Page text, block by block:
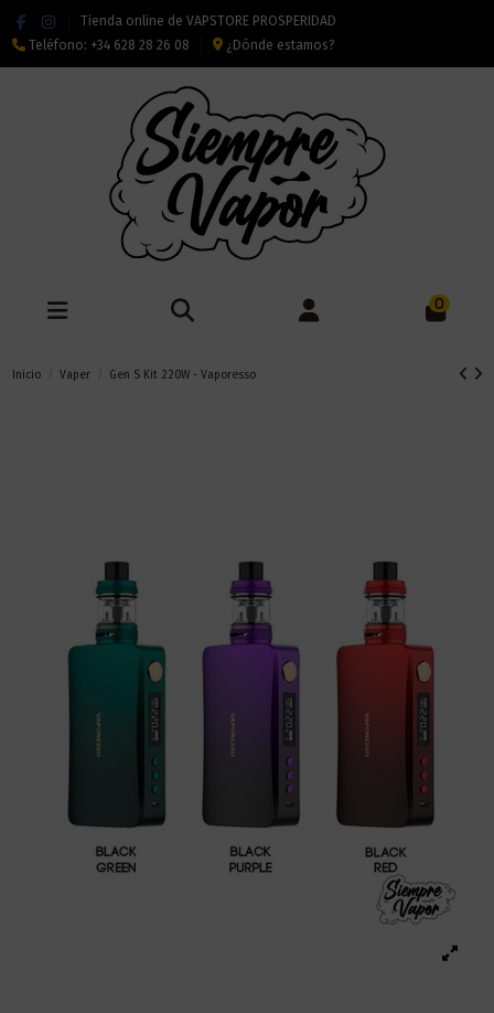
Tienda online de VAPSTORE PROSPERIDAD
Teléfono: +34 628 28 26 08 ¿Dónde estamos?
0
Inicio Vaper Gen S Kit 220W - Vaporesso